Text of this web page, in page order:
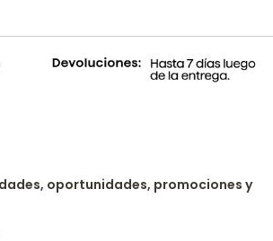
oportunidades, promociones y